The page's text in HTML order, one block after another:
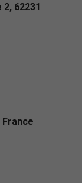
62231
France